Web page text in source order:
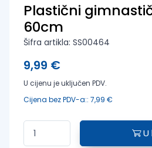
Plastični
60cm
Šifra artikla: SS00464
9,99 €
U cijenu je uključen PDV.
Cijena bez PDV-a:: 7,99 €
U